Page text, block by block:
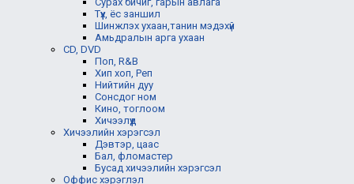
Түүх, ёс заншил
Шинжлэх ухаан,танин мэдэхүй
Амьдралын арга ухаан
CD, DVD
Поп, R&B
Хип хоп, Реп
Нийтийн дуу
Сонсдог ном
Кино, тоглоом
Хичээлүүд
Хичээлийн хэрэгсэл
Дэвтэр, цаас
Бал, фломастер
Бусад хичээлийн хэрэгсэл
Оффис хэрэглэл